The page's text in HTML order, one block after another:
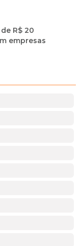
R$ 20
empresas